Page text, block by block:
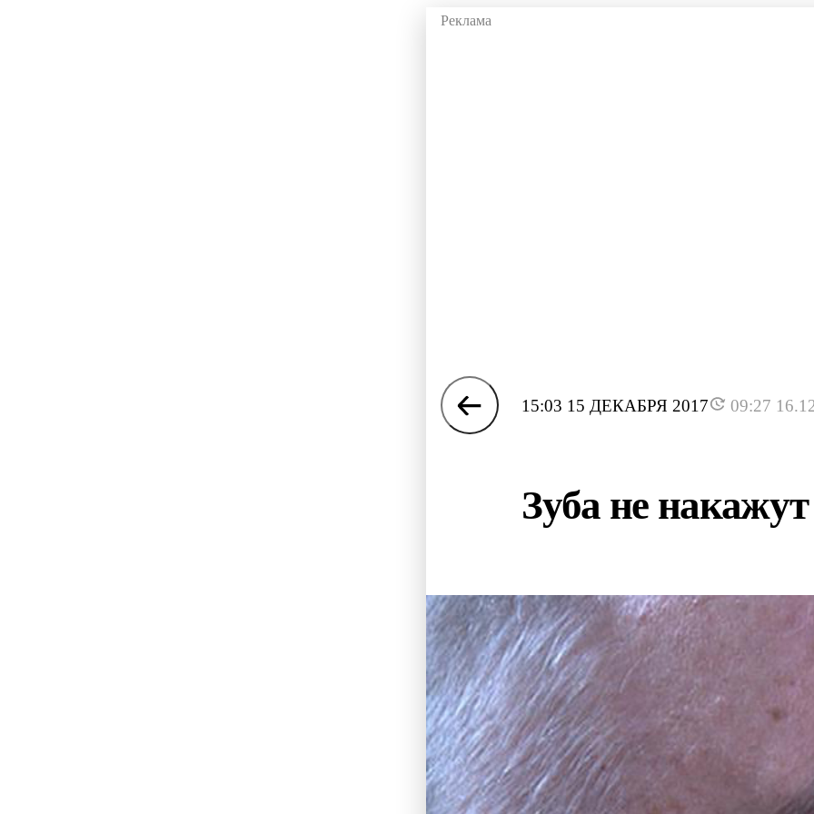
15:03 15 ДЕКАБРЯ 2017 09:27
Зуба не